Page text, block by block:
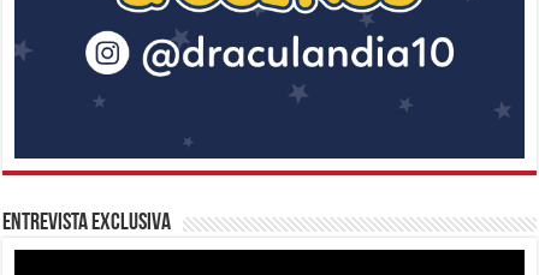
Entrevista Exclusiva